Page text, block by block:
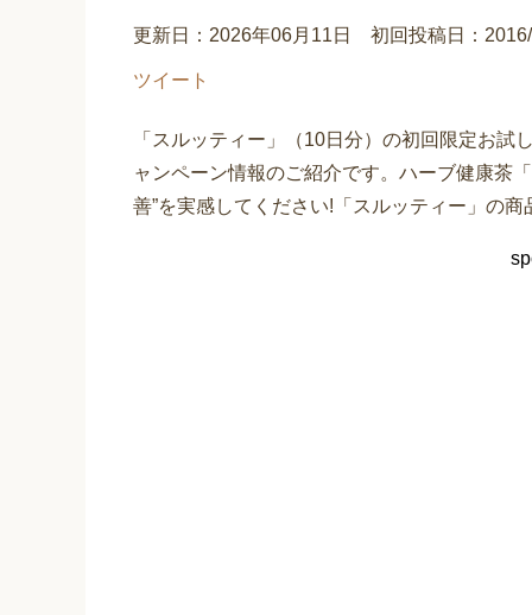
更新日：2026年06月11日 初回投稿日：
ツイート
「スルッティー」（10日分）の初回限定お
ャンペーン情報のご紹介です。ハーブ健康茶
善”を実感してください!「スルッティー」の